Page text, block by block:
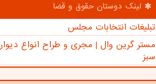
لینک دوستان حقوق و قضا
تبلیغات انتخابات مجلس
مستر گرین وال | مجری و طراح انواع دیوار
سبز